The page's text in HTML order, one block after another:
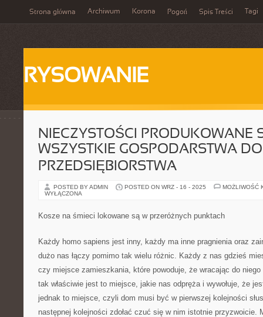
Strona główna Archiwum Korona Pogoń Spis Treści Tagi
RYSOWANIE
NIECZYSTOŚCI PRODUKOWANE
WSZYSTKIE GOSPODARSTWA
PRZEDSIĘBIORSTWA
POSTED BY ADMIN POSTED ON WRZ - 16 - 2025
MOŻLIWOŚĆ
WYŁĄCZONA
Kosze na śmieci lokowane są w przeróżnych punktach
Każdy homo sapiens jest inny, każdy ma inne pragnienia oraz
dużo nas łączy pomimo tak wielu różnic. Każdy z nas gdzieś
czy miejsce zamieszkania, które powoduje, że wracając do
tak właściwie jest to miejsce, jakie nas odpręża i wywołuje, że
jednak to miejsce, czyli dom musi być w pierwszej kolejności
następnej kolejności zdołać czuć się w nim istotnie przyzwoicie.